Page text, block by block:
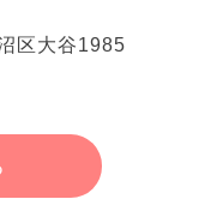
区大谷1985